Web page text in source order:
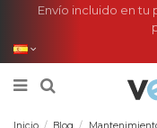
Envío incluido en
Inicio Blog